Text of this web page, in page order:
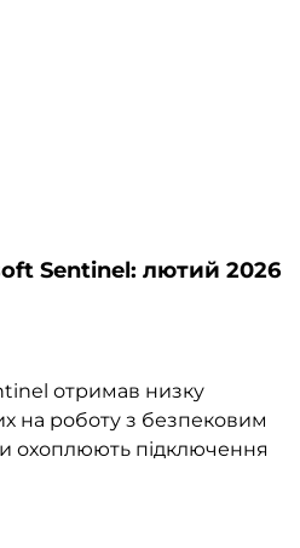
Sentinel: лютий 2026
отримав низку
на роботу з безпековим
охоплюють підключення